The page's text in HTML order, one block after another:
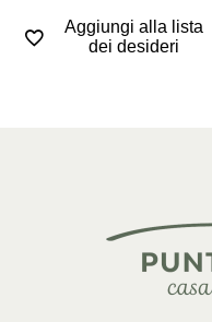
Aggiungi alla lista
dei desideri